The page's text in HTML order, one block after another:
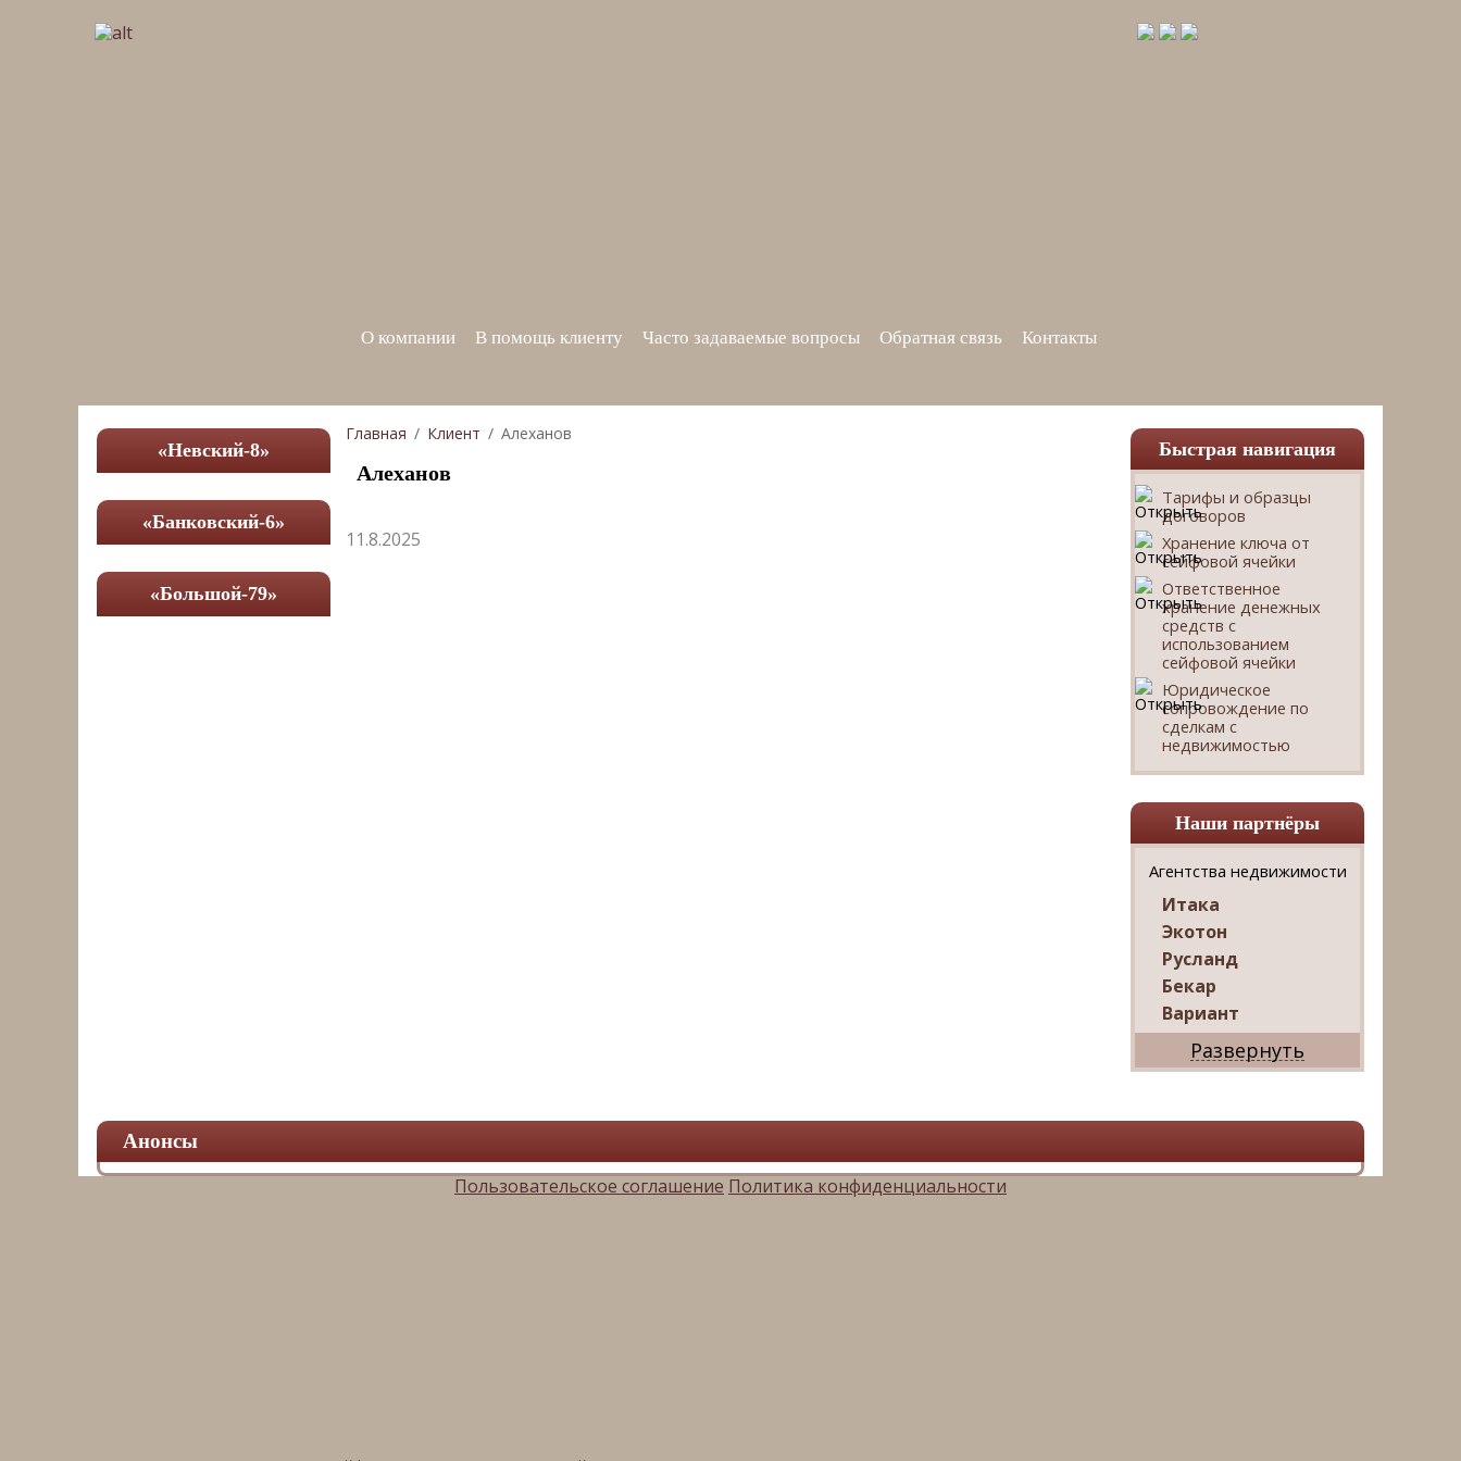
О компании В помощь клиенту Часто задаваемые вопросы Обратная связь Контакты
«Невский-8»
«Банковский-6»
«Большой-79»
Главная Клиент Алеханов
Алеханов
11.8.2025
Быстрая навигация
Тарифы и образцы
договоров
Хранение ключа от
сейфовой ячейки
Ответственное
хранение денежных
средств с
использованием
сейфовой ячейки
Юридическое
сопровождение по
сделкам с
недвижимостью
Наши партнёры
Агентства недвижимости
Итака
Экотон
Русланд
Бекар
Вариант
Дриада
Реал
Ваш Дом
Мир квартир
Анонсы
Пользовательское соглашение Политика конфиденциальности